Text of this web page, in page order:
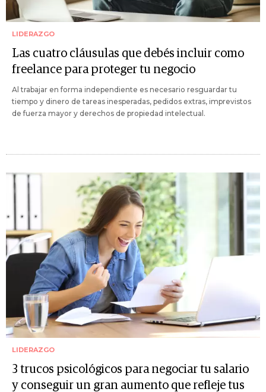
LIDERAZGO
Las cuatro cláusulas que debés incluir como
freelance para proteger tu negocio
Al trabajar en forma independiente es necesario resguardar tu
tiempo y dinero de tareas inesperadas, pedidos extras, imprevistos
de fuerza mayor y derechos de propiedad intelectual.
LIDERAZGO
3 trucos psicológicos para negociar tu salario
y conseguir un gran aumento que refleje tus